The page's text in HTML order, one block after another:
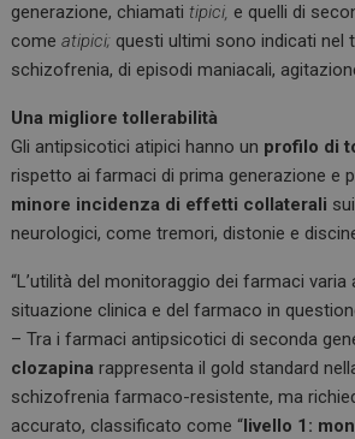
generazione, chiamati tipici, e quelli di
comeatipici; questi ultimi sono indicati nel
schizofrenia, di episodi maniacali,
Una migliore tollerabilità
Gli antipsicotici atipici hanno un profilo di
rispetto ai farmaci di prima generazione e
minore incidenza di effetti collaterali
neurologici, come tremori, distonie e
“L’utilità del monitoraggio dei farmaci varia
situazione clinica e del farmaco in
– Tra i farmaci antipsicotici di seconda
clozapinarappresenta il gold standard
schizofrenia farmaco-resistente, ma
accurato, classificato come “ livello 1: